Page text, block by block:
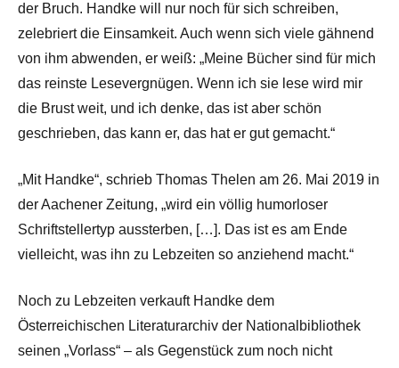
der Bruch. Handke will nur noch für sich schreiben,
zelebriert die Einsamkeit. Auch wenn sich viele gähnend
von ihm abwenden, er weiß: „Meine Bücher sind für mich
das reinste Lesevergnügen. Wenn ich sie lese wird mir
die Brust weit, und ich denke, das ist aber schön
geschrieben, das kann er, das hat er gut gemacht.“
„Mit Handke“, schrieb Thomas Thelen am 26. Mai 2019 in
der Aachener Zeitung, „wird ein völlig humorloser
Schriftstellertyp aussterben, […]. Das ist es am Ende
vielleicht, was ihn zu Lebzeiten so anziehend macht.“
Noch zu Lebzeiten verkauft Handke dem
Österreichischen Literaturarchiv der Nationalbibliothek
seinen „Vorlass“ – als Gegenstück zum noch nicht